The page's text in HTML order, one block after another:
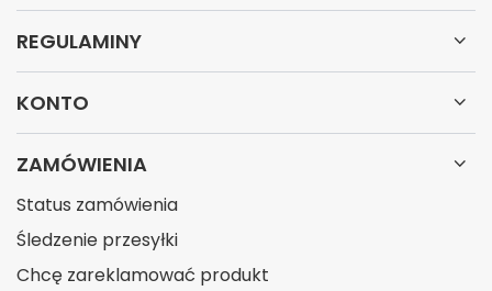
REGULAMINY
KONTO
ZAMÓWIENIA
Status zamówienia
Śledzenie przesyłki
Chcę zareklamować produkt